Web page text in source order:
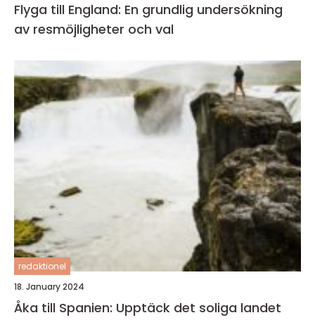
Flyga till England: En grundlig undersökning
av resmöjligheter och val
redaktionel
18. January 2024
Åka till Spanien: Upptäck det soliga landet